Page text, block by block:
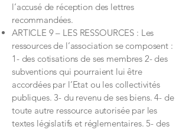
l’accusé de réception des lettres
recommandées.
ARTICLE 9 – LES RESSOURCES : Les
ressources de l’association se composent :
1- des cotisations de ses membres 2- des
subventions qui pourraient lui être
accordées par l’Etat ou les collectivités
publiques. 3- du revenu de ses biens. 4- de
toute autre ressource autorisée par les
textes législatifs et réglementaires. 5- des